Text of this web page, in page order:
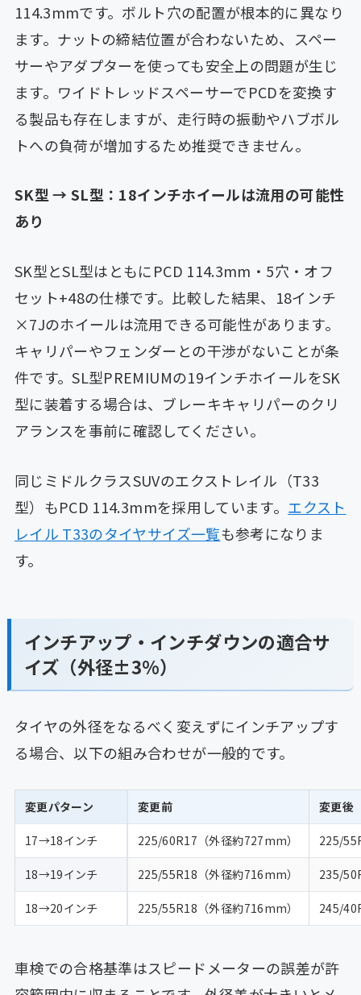
114.3mmです。ボルト穴の配置が根本的に異なり
ます。ナットの締結位置が合わないため、スペー
サーやアダプターを使っても安全上の問題が生じ
ます。ワイドトレッドスペーサーでPCDを変換す
る製品も存在しますが、走行時の振動やハブボル
トへの負荷が増加するため推奨できません。
SK型 → SL型：18インチホイールは流用の可能性
あり
SK型とSL型はともにPCD 114.3mm・5穴・オフ
セット+48の仕様です。比較した結果、18インチ
×7Jのホイールは流用できる可能性があります。
キャリパーやフェンダーとの干渉がないことが条
件です。SL型PREMIUMの19インチホイールをSK
型に装着する場合は、ブレーキキャリパーのクリ
アランスを事前に確認してください。
同じミドルクラスSUVのエクストレイル（T33
型）もPCD 114.3mmを採用しています。 エクスト
レイル T33のタイヤサイズ一覧も参考になりま
す。
インチアップ・インチダウンの適合サ
イズ（外径±3%）
タイヤの外径をなるべく変えずにインチアップす
る場合、以下の組み合わせが一般的です。
変更パターン 変更前 変更後
17→18インチ 225/60R17（外径約727mm） 225/
18→19インチ 225/55R18（外径約716mm） 235/
18→20インチ 225/55R18（外径約716mm） 245/
車検での合格基準はスピードメーターの誤差が許